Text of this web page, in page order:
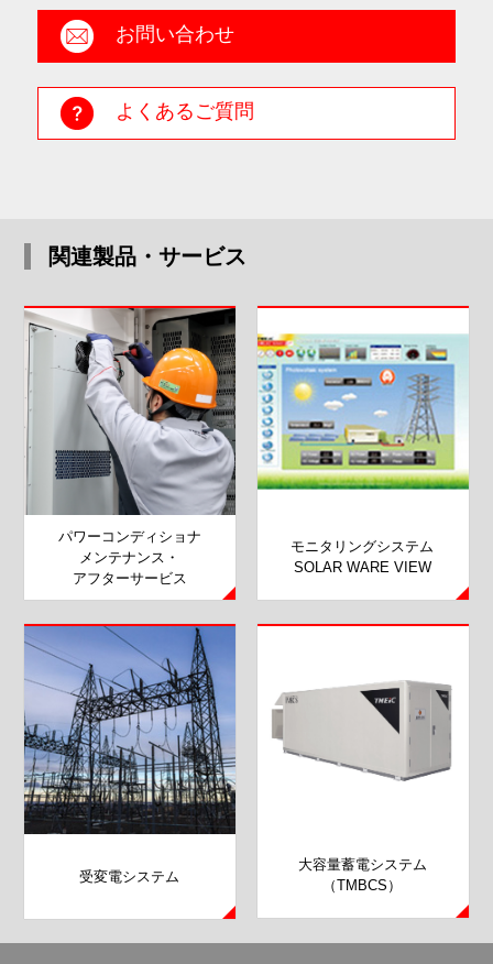
お問い合わせ
よくあるご質問
関連製品・サービス
パワーコンディショナ
メンテナンス・
アフターサービス
モニタリングシステム
SOLAR WARE VIEW
受変電システム
大容量蓄電システム
（TMBCS）